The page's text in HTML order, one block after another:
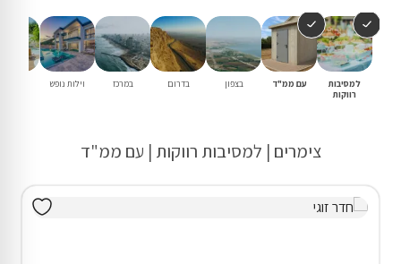
למסיבות
רווקות
עם ממ"ד בצפון בדרום במרכז וילות נופש
צימרים | למסיבות רווקות | עם ממ"ד